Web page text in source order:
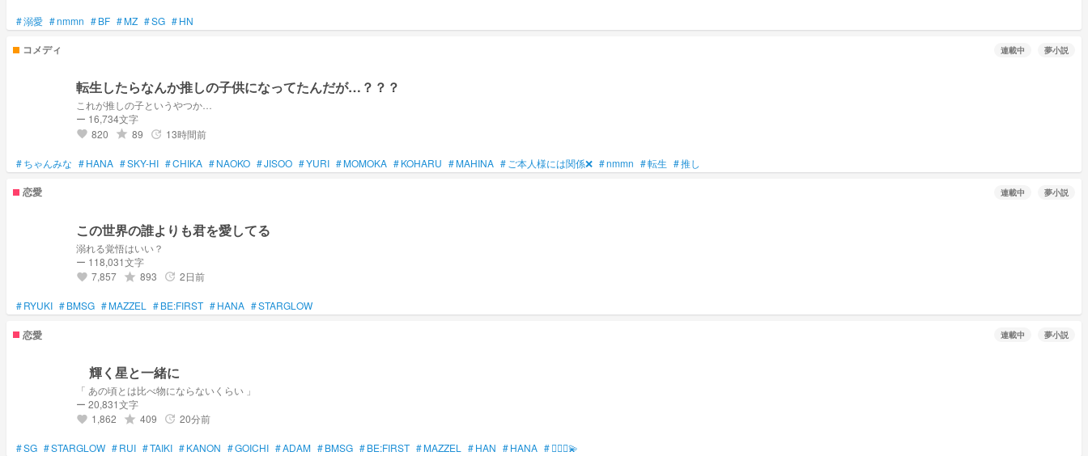
#溺愛 #nmmn #BF #MZ #SG #HN
コメディ 連載中 夢小説
転生したらなんか推しの子供になってたんだが…？？？
これが推しの子というやつか…
ー 16,734文字
favorite 820 grade 89 update 13時間前
#ちゃんみな #HANA #SKY-HI #CHIKA #NAOKO #JISOO #YURI #MOMOKA #KOHARU #MAHINA # ご本人様には関係❌ #nmmn #転生 #推し
恋愛 連載中 夢小説
この世界の誰よりも君を愛してる
溺れる覚悟はいい？
ー 118,031文字
favorite 7,857 grade 893 update 2日前
#RYUKI #BMSG #MAZZEL #BE:FIRST #HANA #STARGLOW
恋愛 連載中 夢小説
輝く星と一緒に
「 あの頃とは比べ物にならないくらい 」
ー 20,831文字
favorite 1,862 grade 409 update 20分前
#SG #STARGLOW #RUI #TAIKI #KANON #GOICHI #ADAM #BMSG #BE:FIRST #MAZZEL #HAN #HANA #🧚🏻‍♀️💫